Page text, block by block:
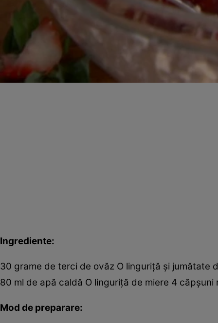
Ingrediente:
30 grame de terci de ovăz O linguriţă şi jumătate
80 ml de apă caldă O linguriţă de miere 4
Mod de preparare: